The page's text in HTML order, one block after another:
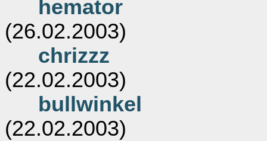
hemator
(26.02.2003)
chrizzz
(22.02.2003)
bullwinkel
(22.02.2003)